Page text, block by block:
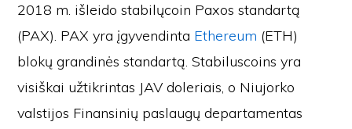
2018 m. išleido stabilųcoin Paxos standartą
(PAX). PAX yra įgyvendinta Ethereum (ETH)
blokų grandinės standartą. Stabiluscoins yra
visiškai užtikrintas JAV doleriais, o Niujorko
valstijos Finansinių paslaugų departamentas